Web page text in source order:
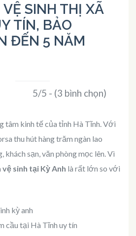
SINH THỊ XÃ
TÍN, BẢO
ĐẾN 5 NĂM
5/5 - (3 bình chọn)
tâm kinh tế của tỉnh Hà Tĩnh. Với
thu hút hàng trăm ngàn lao
khách sạn, văn phòng mọc lên. Vì
vệ sinh tại Kỳ Anh là rất lớn so với
cầu tại Hà Tĩnh uy tín